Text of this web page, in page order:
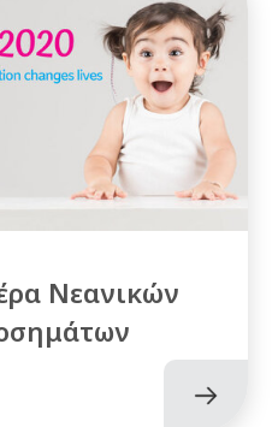
Νεανικών